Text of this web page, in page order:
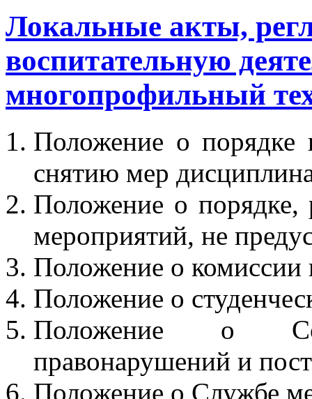
Локальные акты,
воспитательную
многопрофильный
Положение о
снятию мер
Положение о
мероприятий, не
Положение о комиссии
Положение о
Положение о
правонарушений и
Положение о Службе